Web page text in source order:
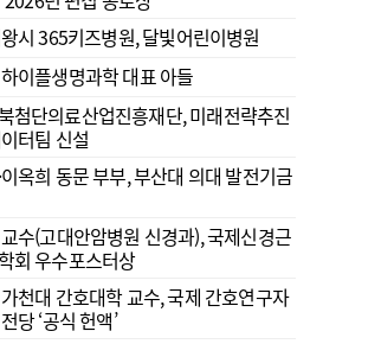
시 365키즈병원, 달빛어린이병원
이플생명과학 대표 아들
첨단의료산업진흥재단, 미래전략추진
터팀 신설
옥희 동문 부부, 부산대 의대 발전기금
수(고대안암병원 신경과), 국제신경근
회 우수포스터상
천대 간호대학 교수, 국제 간호연구자
당 ‘공식 헌액’